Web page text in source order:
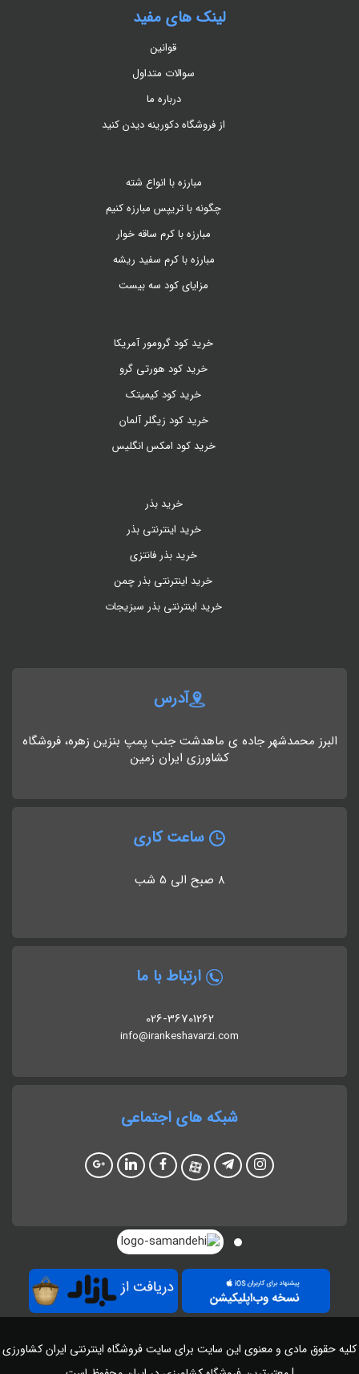
لینک های مفید
قوانین
سوالات متداول
درباره ما
از فروشگاه دکورینه دیدن کنید
مبارزه با انواع شته
چگونه با تریپس مبارزه کنیم
مبارزه با کرم ساقه خوار
مبارزه با کرم سفید ریشه
مزایای کود سه بیست
خرید کود گرومور آمریکا
خرید کود هورتی گرو
خرید کود کیمیتک
خرید کود زیگلر آلمان
خرید کود امکس انگلیس
خرید بذر
خرید اینترنتی بذر
خرید بذر فانتزی
خرید اینترنتی بذر چمن
خرید اینترنتی بذر سبزیجات
آدرس
البرز محمدشهر جاده ی ماهدشت جنب پمپ بنزین زهره، فروشگاه
کشاورزی ایران زمین
ساعت کاری
8 صبح الی 5 شب
ارتباط با ما
026-36701262
info@irankeshavarzi.com
شبکه های اجتماعی
کلیه حقوق مادی و معنوی این سایت برای سایتفروشگاه اینترنتی ایران کشاورزی